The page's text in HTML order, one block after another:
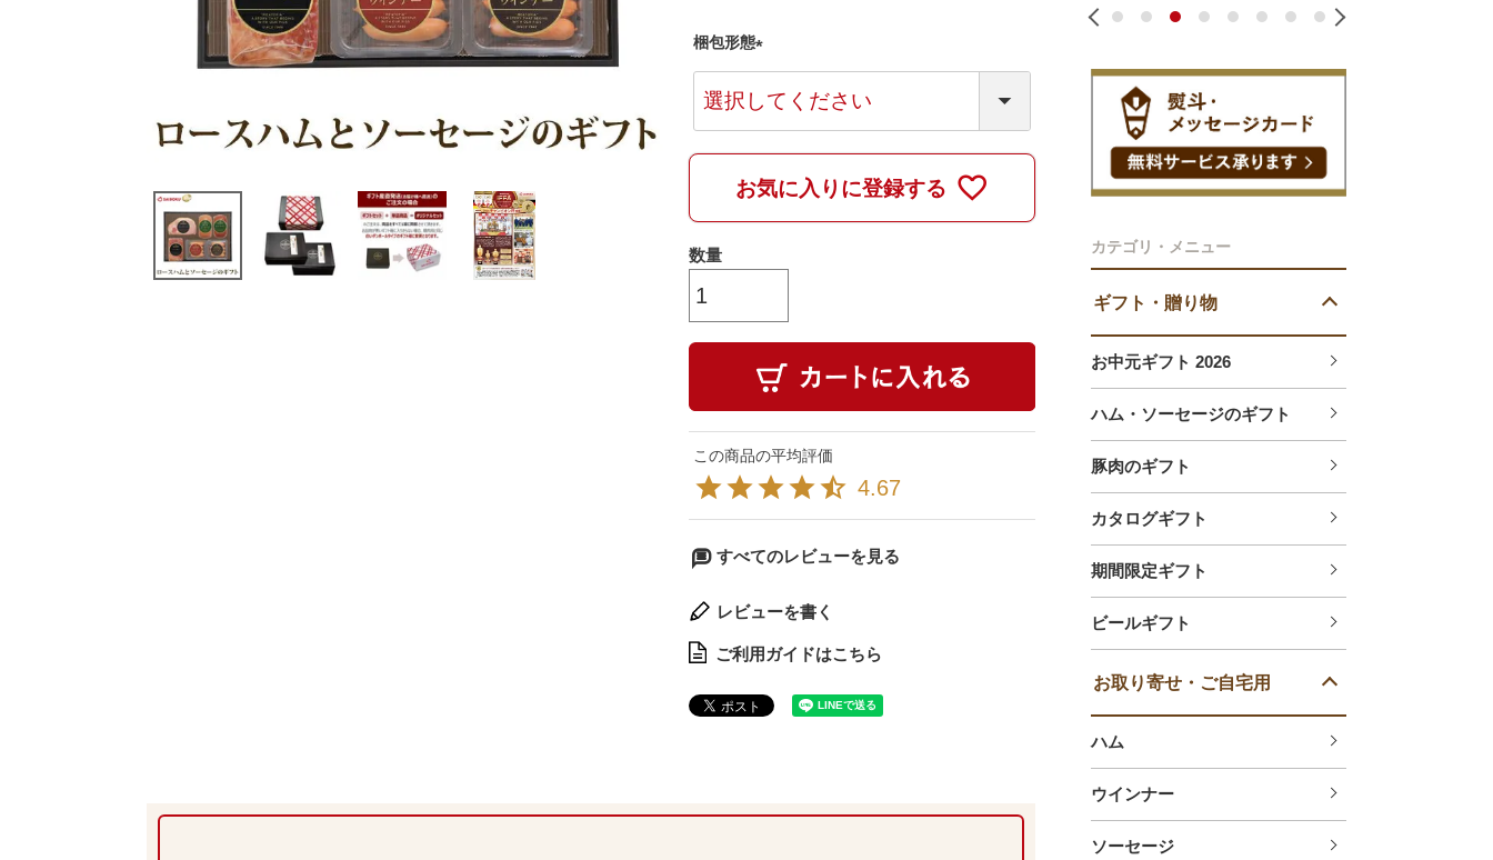
カテゴリ・メニュー
ギフト・贈り物
お中元ギフト 2026
ハム・ソーセージのギフト
豚肉のギフト
カタログギフト
期間限定ギフト
ビールギフト
お取り寄せ・ご自宅用
ハム
ウインナー
ソーセージ
梱包形態
(
必
)
お気に入りに登録する
4.67
すべてのレビューを見る
レビューを書く
ご利用ガイドはこちら